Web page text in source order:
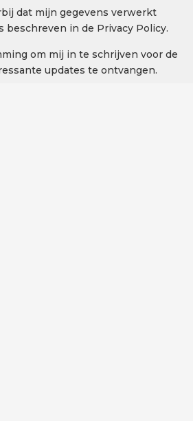
dat mijn gegevens verwerkt
beschreven in de Privacy Policy.
om mij in te schrijven voor de
updates te ontvangen.